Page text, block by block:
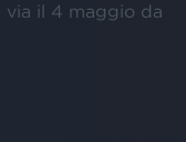
via il 4 maggio da